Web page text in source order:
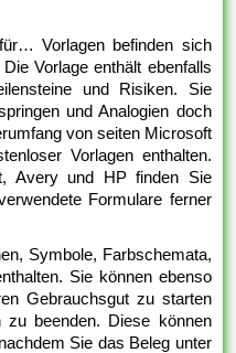
Vorlagen befinden sich
Vorlage enthält ebenfalls
und Risiken. Sie
und Analogien doch
von seiten Microsoft
Vorlagen enthalten.
Avery und HP finden Sie
Formulare ferner
Symbole, Farbschemata,
Sie können ebenso
Gebrauchsgut zu starten
beenden. Diese können
Sie das Beleg unter